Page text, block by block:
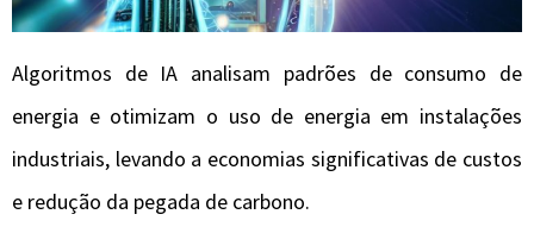
Algoritmos de IA analisam padrões de consumo de
energia e otimizam o uso de energia em instalações
industriais, levando a economias significativas de custos
e redução da pegada de carbono.